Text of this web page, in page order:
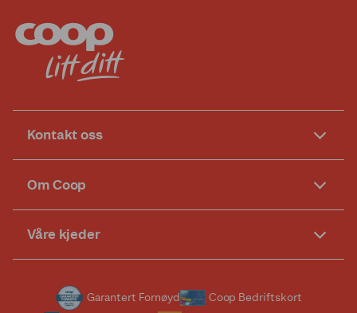
Kontakt oss
Om Coop
Våre kjeder
Garantert Fornøyd Coop Bedriftskort